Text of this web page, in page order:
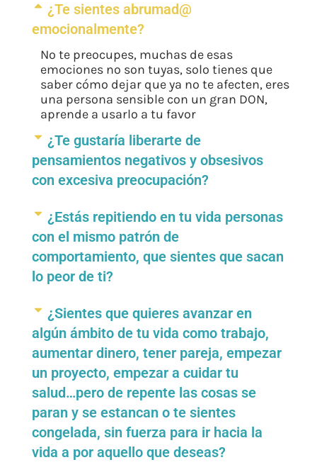
¿Te sientes abrumad@
emocionalmente?
No te preocupes, muchas de esas
emociones no son tuyas, solo tienes que
saber cómo dejar que ya no te afecten, eres
una persona sensible con un gran DON,
aprende a usarlo a tu favor
¿Te gustaría liberarte de
pensamientos negativos y obsesivos
con excesiva preocupación?
¿Estás repitiendo en tu vida personas
con el mismo patrón de
comportamiento, que sientes que sacan
lo peor de ti?
¿Sientes que quieres avanzar en
algún ámbito de tu vida como trabajo,
aumentar dinero, tener pareja, empezar
un proyecto, empezar a cuidar tu
salud…pero de repente las cosas se
paran y se estancan o te sientes
congelada, sin fuerza para ir hacia la
vida a por aquello que deseas?